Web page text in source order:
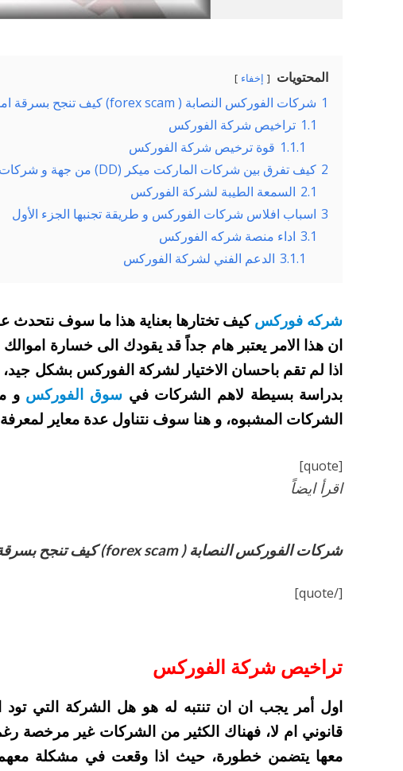
المحتويات إخفاء
1 شركات الفوركس النصابة ( forex scam) كيف تنجح بسرقة اموالنا … ؟!
1.1 تراخيص شركة الفوركس
1.1.1 قوة ترخيص شركة الفوركس
2 كيف تفرق بين شركات الماركت ميكر (DD) من جهة و شركات STP+ECN من جهة اخرى.
2.1 السمعة الطيبة لشركة الفوركس
3 اسباب افلاس شركات الفوركس و طريقة تجنبها الجزء الأول
3.1 اداء منصة شركه الفوركس
3.1.1 الدعم الفني لشركة الفوركس
شركه فوركس كيف تختارها بعناية هذا ما سوف نتحدث
ان هذا الامر يعتبر هام جداً قد يقودك الى خسارة
اذا لم تقم باحسان الاختيار لشركة الفوركس بشكل
بدراسة بسيطة لاهم الشركات في سوق الفوركس و
الشركات المشبوه، و هنا سوف نتناول عدة معاير
[quote]
اقرأ ايضاً
شركات الفوركس النصابة ( forex scam) كيف تنجح بسرقة اموالنا … ؟!
[/quote]
تراخيص شركة الفوركس
اول أمر يجب ان ان تنتبه له هو هل الشركة التي
قانوني ام لا، فهناك الكثير من الشركات غير مرخصة
معها يتضمن خطورة، حيث اذا وقعت في مشكلة